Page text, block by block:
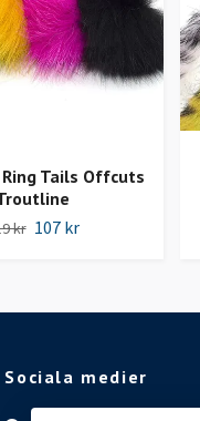
Tails Offcuts
kr 107 kr
Sociala medier